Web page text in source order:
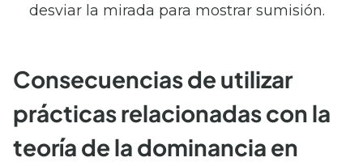
desviar la mirada para mostrar sumisión.
Consecuencias de utilizar
prácticas relacionadas con la
teoría de la dominancia en